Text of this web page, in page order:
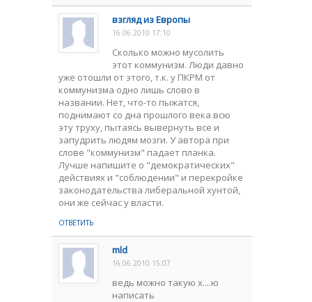
взгляд из Европы
16.06.2010 17:10
Сколько можно мусолить
этот коммунизм. Люди давно
уже отошли от этого, т.к. у ПКРМ от
коммунизма одно лишь слово в
названии. Нет, что-то пыжатся,
поднимают со дна прошлого века всю
эту труху, пытаясь вывернуть все и
запудрить людям мозги. У автора при
слове "коммунизм" падает планка.
Лучше напишите о "демократических"
действиях и "соблюдении" и перекройке
законодательства либеральной хунтой,
они же сейчас у власти.
ОТВЕТИТЬ
mld
16.06.2010 15:07
ведь можно такую х....ю
написать